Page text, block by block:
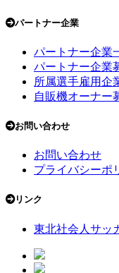
パートナー企業
パートナー企業
パートナー企業
所属選手雇用企
自販機オーナー
お問い合わせ
お問い合わせ
プライバシーポ
リンク
東北社会人サッ